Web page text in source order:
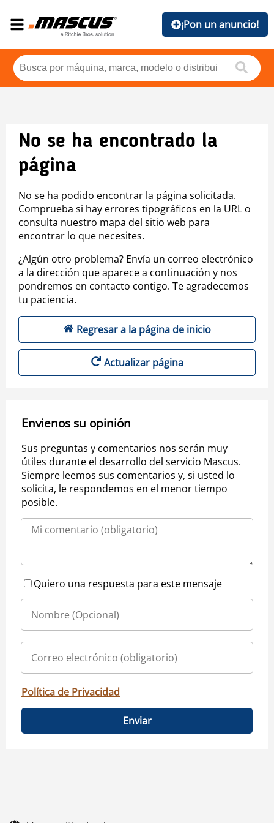
¡Pon un anuncio!
No se ha encontrado la
página
No se ha podido encontrar la página solicitada.
Comprueba si hay errores tipográficos en la URL o
consulta nuestro mapa del sitio web para
encontrar lo que necesites.
¿Algún otro problema? Envía un correo electrónico
a la dirección que aparece a continuación y nos
pondremos en contacto contigo. Te agradecemos
tu paciencia.
Regresar a la página de inicio
Actualizar página
Envienos su opinión
Sus preguntas y comentarios nos serán muy
útiles durante el desarrollo del servicio Mascus.
Siempre leemos sus comentarios y, si usted lo
solicita, le respondemos en el menor tiempo
posible.
Quiero una respuesta para este mensaje
Política de Privacidad
Enviar